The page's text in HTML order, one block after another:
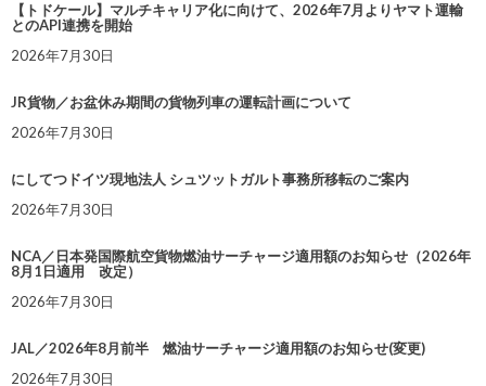
【トドケール】マルチキャリア化に向けて、2026年7月よりヤマト運輸
とのAPI連携を開始
2026年7月30日
JR貨物／お盆休み期間の貨物列車の運転計画について
2026年7月30日
にしてつドイツ現地法人 シュツットガルト事務所移転のご案内
2026年7月30日
NCA／日本発国際航空貨物燃油サーチャージ適用額のお知らせ（2026年
8月1日適用 改定）
2026年7月30日
JAL／2026年8月前半 燃油サーチャージ適用額のお知らせ(変更)
2026年7月30日